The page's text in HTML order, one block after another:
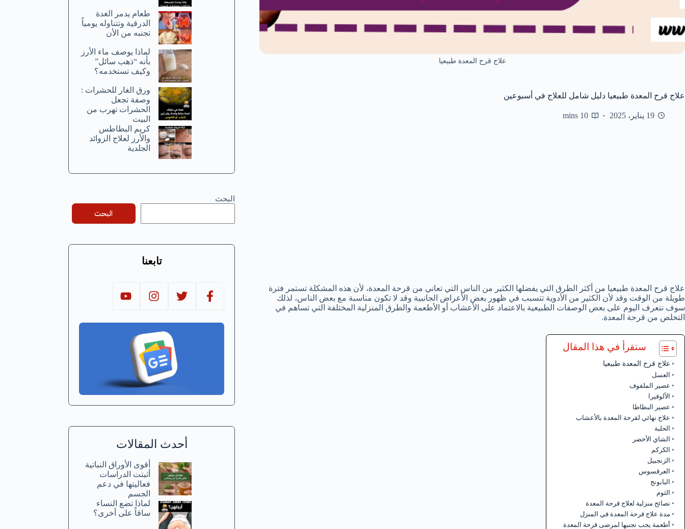
علاج قرح المعدة طبيعيا
علاج قرح المعدة طبيعيا دليل شامل للعلاج في أسبوعين
19 يناير، 2025 10 mins
علاج قرح المعدة طبيعيا من أكثر الطرق التي يفضلها الكثير من الناس التي تعاني من قرحة المعدة، لأن هذه المشكلة تستمر فترة
طويلة من الوقت وقد لأن الكثير من الأدوية تتسبب في ظهور بعض الأعراض الجانبية وقد لا تكون مناسبة مع بعض الناس، لذلك
سوف نتعرف اليوم على بعض الوصفات الطبيعية بالاعتماد على الأعشاب أو الأطعمة والطرق المنزلية المختلفة التي تساهم في
التخلص من قرحة المعدة.
ستقرأ في هذا المقال
علاج قرح المعدة طبيعيا
العسل
عصير الملفوف
الألوفيرا
عصير البطاطا
علاج نهائي لقرحة المعدة بالأعشاب
الحلبة
الشاي الأخضر
الكركم
الزنجبيل
العرقسوس
البابونج
الثوم
نصائح منزلية لعلاج قرحة المعدة
مدة علاج قرحة المعدة في المنزل
أطعمة يجب تجنبها لمرضى قرحة المعدة
طعام يدمر الغدة
الدرقية وتتناوله يومياً
تجنبه من الأن
لماذا يوصف ماء الأرز
بأنه “ذهب سائل”
وكيف تستخدمه؟
ورق الغار للحشرات :
وصفة تجعل
الحشرات تهرب من
البيت
كريم البطاطس
والأرز لعلاج الزوائد
الجلدية
البحث
البحث
تابعنا
أحدث المقالات
أقوى الأوراق النباتية
أثبتت الدراسات
فعاليتها في دعم
الجسم
لماذا تضع النساء
ساقاً على أخرى؟